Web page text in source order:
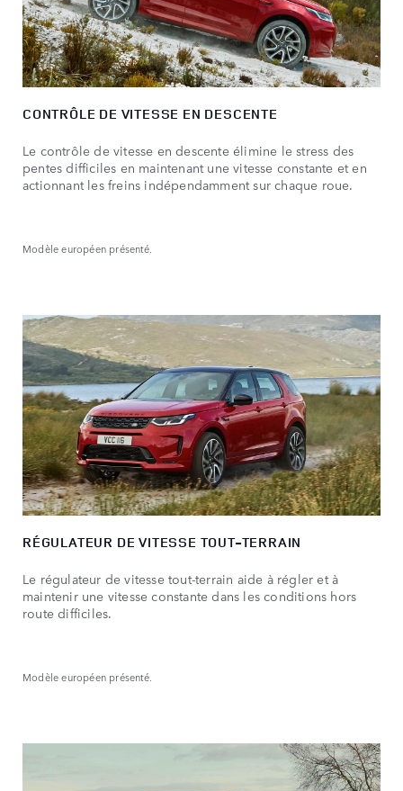
CONTRÔLE DE VITESSE EN DESCENTE
Le contrôle de vitesse en descente élimine le stress des
pentes difficiles en maintenant une vitesse constante et en
actionnant les freins indépendamment sur chaque roue.
Modèle européen présenté.
RÉGULATEUR DE VITESSE TOUT-TERRAIN
Le régulateur de vitesse tout-terrain aide à régler et à
maintenir une vitesse constante dans les conditions hors
route difficiles.
Modèle européen présenté.